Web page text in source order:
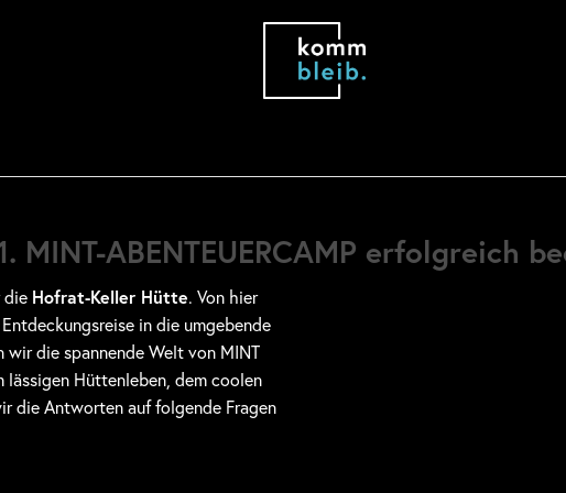
MINT-ABENTEUERCAMP erfolgreich
die Hofrat-Keller Hütte. Von hier
in die umgebende
wir die spannende Welt von MINT
lässigen Hüttenleben, dem coolen
die Antworten auf folgende Fragen